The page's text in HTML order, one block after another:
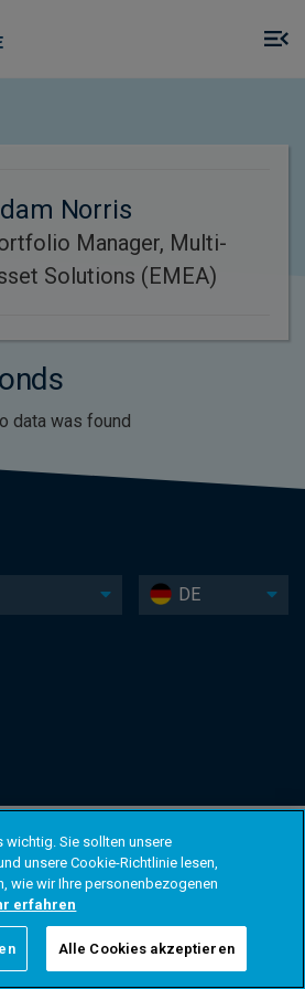
Norris
Manager, Multi-
Solutions (EMEA)
data was found
DE
wichtig. Sie sollten unsere
unsere Cookie-Richtlinie lesen,
wie wir Ihre personenbezogenen
erfahren
Alle Cookies akzeptieren